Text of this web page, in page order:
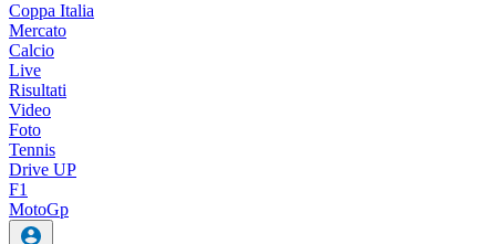
Coppa Italia
Mercato
Calcio
Live
Risultati
Video
Foto
Tennis
Drive UP
F1
MotoGp